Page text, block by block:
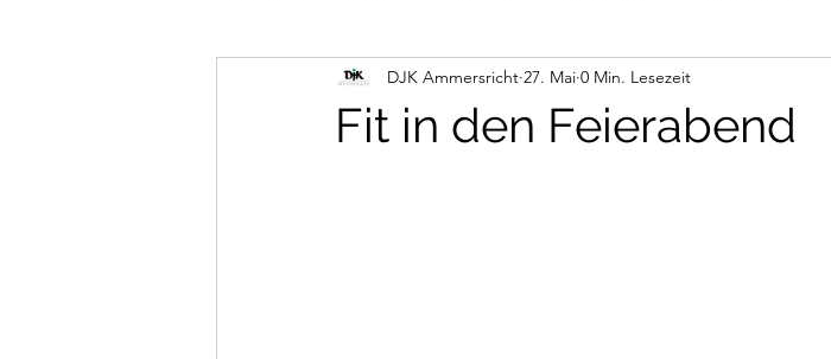
Fit in den Feierabend
DJK Ammersricht 27. Mai 0 Min. Lesezeit